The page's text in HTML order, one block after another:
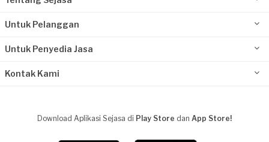
Untuk Pelanggan
Untuk Penyedia Jasa
Kontak Kami
Download Aplikasi Sejasa di Play Store dan App Store!